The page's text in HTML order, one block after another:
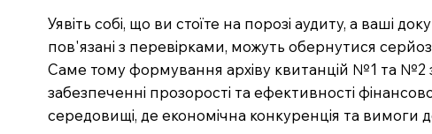
Уявіть собі, що ви стоїте на порозі аудиту, а ваші
пов'язані з перевірками, можуть обернутися
Саме тому формування архіву квитанцій №1 та
забезпеченні прозорості та ефективності
середовищі, де економічна конкуренція та вимоги